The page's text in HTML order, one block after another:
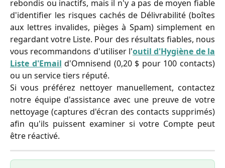
rebondis ou inactifs, mais il n'y a pas de moyen fiable
d'identifier les risques cachés de Délivrabilité (boîtes
aux lettres invalides, pièges à Spam) simplement en
regardant votre Liste. Pour des résultats fiables, nous
vous recommandons d'utiliser l'outil d'Hygiène de la
Liste d'Email d'Omnisend (0,20 $ pour 100 contacts)
ou un service tiers réputé.
Si vous préférez nettoyer manuellement, contactez
notre équipe d'assistance avec une preuve de votre
nettoyage (captures d'écran des contacts supprimés)
afin qu'ils puissent examiner si votre Compte peut
être réactivé.